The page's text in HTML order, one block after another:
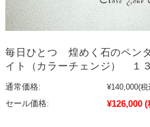
毎日ひとつ 煌めく石のペン
イト（カラーチェンジ） １
通常価格: ¥140,000(税
セール価格:
¥126,000 (